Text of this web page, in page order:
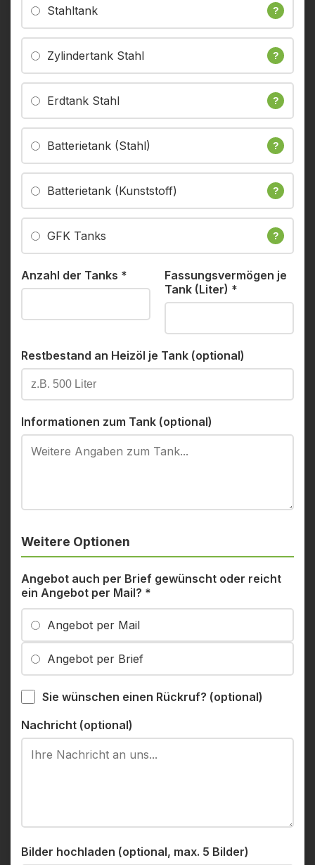
Stahltank ?
Zylindertank Stahl ?
Erdtank Stahl ?
Batterietank (Stahl) ?
Batterietank (Kunststoff) ?
GFK Tanks ?
Anzahl der Tanks *
Fassungsvermögen je
Tank (Liter) *
Restbestand an Heizöl je Tank (optional)
Informationen zum Tank (optional)
Weitere Optionen
Angebot auch per Brief gewünscht oder reicht
ein Angebot per Mail? *
Angebot per Mail
Angebot per Brief
Sie wünschen einen Rückruf? (optional)
Nachricht (optional)
Bilder hochladen (optional, max. 5 Bilder)